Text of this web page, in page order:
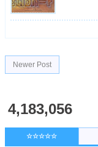
Newer Post
4,183,056
☆☆☆☆☆